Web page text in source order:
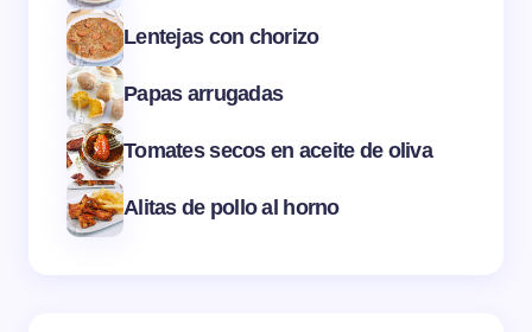
Lentejas con chorizo
Papas arrugadas
Tomates secos en aceite de oliva
Alitas de pollo al horno